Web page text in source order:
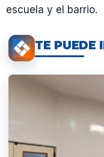
escuela y el barrio.
TE PUEDE